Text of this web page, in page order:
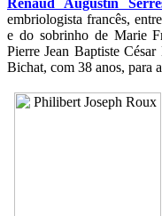
embriologista francês,
e do sobrinho de Marie
Pierre Jean Baptiste
Bichat, com 38 anos, para